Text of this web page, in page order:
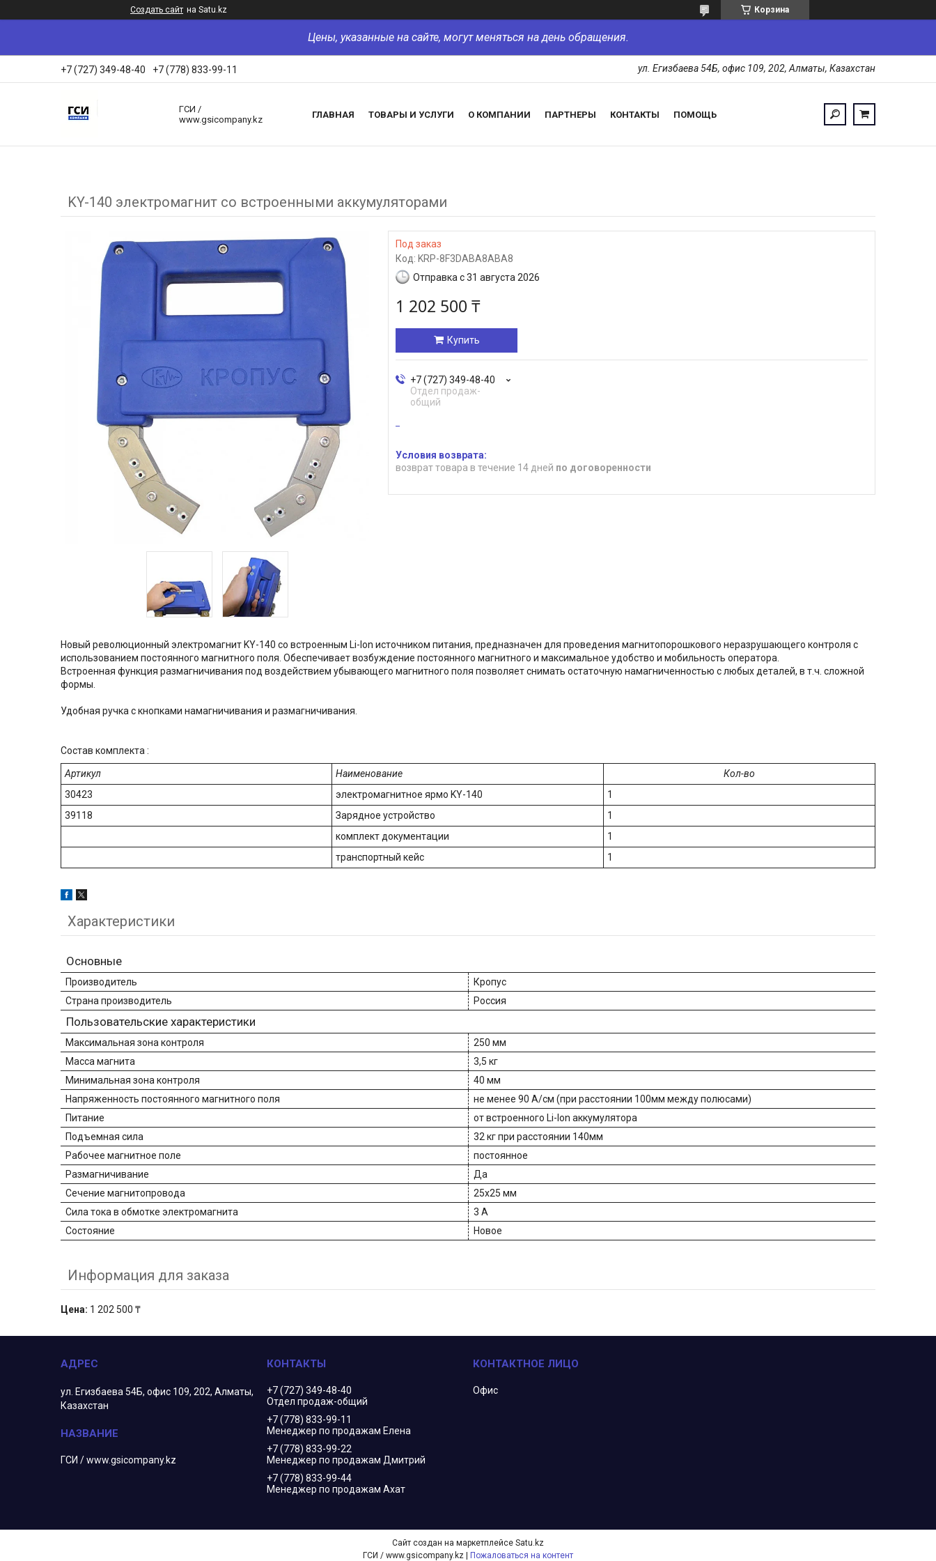
Создать сайт на Satu.kz Корзина
Цены, указанные на сайте, могут меняться на день обращения.
+7 (727) 349-48-40 +7 (778) 833-99-11 ул. Егизбаева 54Б, офис 109, 202, Алматы, Казахстан
ГСИ /
www.gsicompany.kz
ГЛАВНАЯ ТОВАРЫ И УСЛУГИ О КОМПАНИИ ПАРТНЕРЫ КОНТАКТЫ ПОМОЩЬ
KY-140 электромагнит со встроенными аккумуляторами
Под заказ
Код: KRP-8F3DABA8ABA8
Отправка с 31 августа 2026
1 202 500 ₸
Купить
+7 (727) 349-48-40
Отдел продаж-
общий
возврат товара в течение 14 дней по договоренности
Новый революционный электромагнит KY-140 со встроенным Li-Ion источником питания, предназначен для проведения магнитопорошкового неразрушающего контроля с
использованием постоянного магнитного поля. Обеспечивает возбуждение постоянного магнитного и максимальное удобство и мобильность оператора.
Встроенная функция размагничивания под воздействием убывающего магнитного поля позволяет снимать остаточную намагниченностью с любых деталей, в т.ч. сложной
формы.
Удобная ручка с кнопками намагничивания и размагничивания.
Состав комплекта :
Артикул Наименование
Кол-во
30423
электромагнитное ярмо KY-140
1
39118
Зарядное устройство
1
комплект документации
1
транспортный кейс
1
Характеристики
Основные
Производитель
Кропус
Страна производитель
Россия
Пользовательские характеристики
Максимальная зона контроля
250 мм
Масса магнита
3,5 кг
Минимальная зона контроля
40 мм
Напряженность постоянного магнитного поля
не менее 90 А/см (при расстоянии 100мм между полюсами)
Питание
от встроенного Li-Ion аккумулятора
Подъемная сила
32 кг при расстоянии 140мм
Рабочее магнитное поле
постоянное
Размагничивание
Да
Сечение магнитопровода
25х25 мм
Сила тока в обмотке электромагнита
3 A
Состояние
Новое
Информация для заказа
Цена: 1 202 500 ₸
ул. Егизбаева 54Б, офис 109, 202, Алматы,
Казахстан
ГСИ / www.gsicompany.kz
+7 (727) 349-48-40
Отдел продаж-общий
+7 (778) 833-99-11
Менеджер по продажам Елена
+7 (778) 833-99-22
Менеджер по продажам Дмитрий
+7 (778) 833-99-44
Менеджер по продажам Ахат
Офис
Сайт создан на маркетплейсе Satu.kz
Пожаловаться на контент